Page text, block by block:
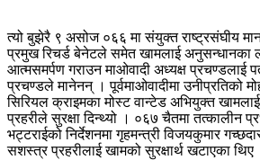
त्यो बुझेरै ९ असोज ०६६ मा संयुक्त राष्ट्रसंघीय
प्रमुख रिचर्ड बेनेटले समेत खामलाई अनुसन्धानका
आत्मसमर्पण गराउन माओवादी अध्यक्ष
प्रचण्डले मानेनन् । पूर्वमाओवादीमा उनीप्रतिको
सिरियल क्राइमका मोस्ट वान्टेड अभियुक्त
प्रहरीले सुरक्षा दिन्थ्यो । ०६७ चैतमा तत्कालीन
भट्टराईको निर्देशनमा गृहमन्त्री विजयकुमार
सशस्त्र प्रहरीलाई खामको सुरक्षार्थ खटाएका थिए